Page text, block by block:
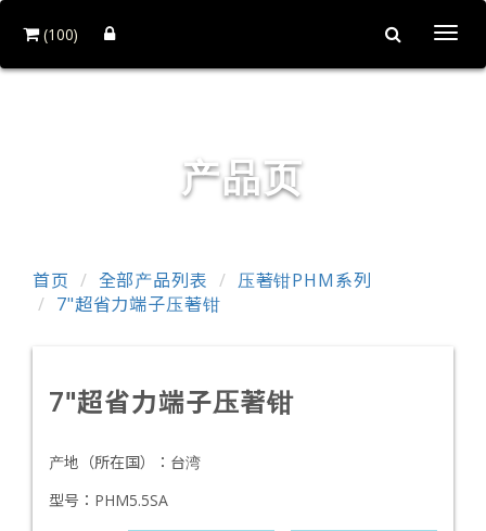
(100)
产品页
首页 全部产品列表
压著钳PHM系列
7"超省力端子压著钳
7"超省力端子压著钳
产地（所在国）： 台湾
型号： PHM5.5SA